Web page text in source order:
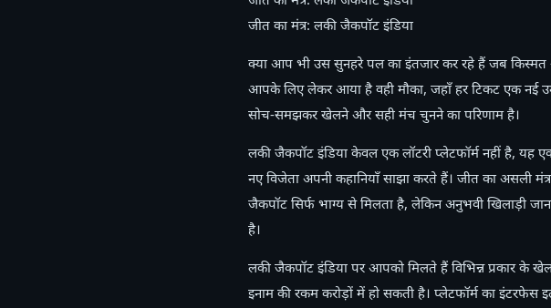
जीत का मंत्र: लकी जैकपॉट इंडिया
क्या आप भी उस सुनहरे पल का इंतजार कर रहे हैं जब किस्मत
आपके लिए लेकर आया है वही मौका, जहाँ हर टिकट एक नई
सोच-समझकर खेलने और सही मंच चुनने का परिणाम है।
लकी जैकपॉट इंडिया केवल एक लॉटरी प्लेटफॉर्म नहीं है, यह
नए विजेता अपनी कहानियाँ साझा करते हैं। जीत का असली
जैकपॉट सिर्फ भाग्य से मिलता है, लेकिन अनुभवी खिलाड़ी
है।
लकी जैकपॉट इंडिया पर आपको मिलते हैं विभिन्न प्रकार के
इनाम की रकम करोड़ों में हो सकती है। प्लेटफॉर्म का